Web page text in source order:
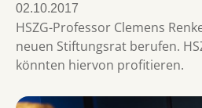
02.10.2017
HSZG-Professor Clemens
neuen Stiftungsrat berufen.
könnten hiervon profitieren.